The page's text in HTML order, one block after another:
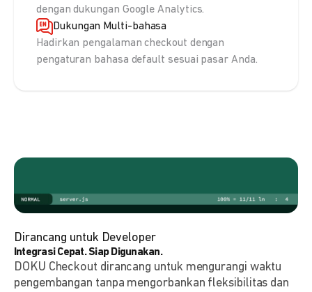
dengan dukungan Google Analytics.
Dukungan Multi-bahasa
Hadirkan pengalaman checkout dengan
pengaturan bahasa default sesuai pasar Anda.
Dirancang untuk Developer
Integrasi Cepat. Siap Digunakan.
DOKU Checkout dirancang untuk mengurangi waktu
pengembangan tanpa mengorbankan fleksibilitas dan